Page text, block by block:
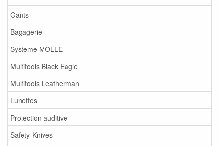
Gants
Bagagerie
Systeme MOLLE
Multitools Black Eagle
Multitools Leatherman
Lunettes
Protection auditive
Safety-Knives